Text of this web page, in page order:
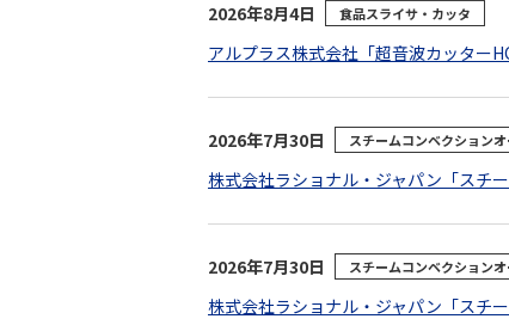
2026年8月4日 食品スライサ・カッタ
アルプラス株式会社「超音波カッター
2026年7月30日 スチームコンベクション
株式会社ラショナル・ジャパン「スチ
2026年7月30日 スチームコンベクション
株式会社ラショナル・ジャパン「スチ